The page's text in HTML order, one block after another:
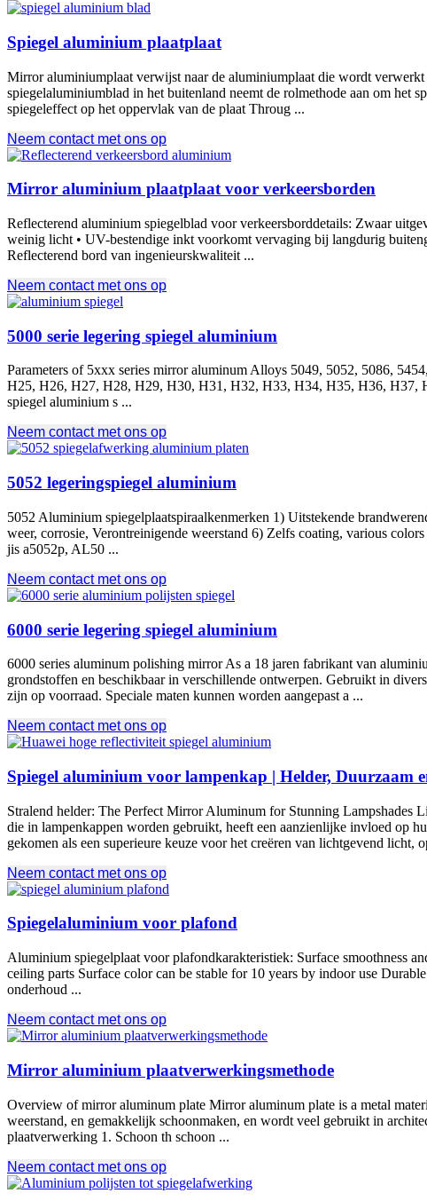
Spiegel aluminium plaatplaat
Mirror aluminiumplaat verwijst naar de aluminiumplaat die wordt
spiegelaluminiumblad in het buitenland neemt de rolmethode aan om het
spiegeleffect op het oppervlak van de plaat Throug ...
Neem contact met ons op
Mirror aluminium plaatplaat voor verkeersborden
Reflecterend aluminium spiegelblad voor verkeersborddetails: Zwaar
weinig licht • UV-bestendige inkt voorkomt vervaging bij langdurig
Reflecterend bord van ingenieurskwaliteit ...
Neem contact met ons op
5000 serie legering spiegel aluminium
Parameters of 5xxx series mirror aluminum Alloys 5049, 5052, 5086,
H25, H26, H27, H28, H29, H30, H31, H32, H33, H34, H35, H36, H37,
spiegel aluminium s ...
Neem contact met ons op
5052 legeringspiegel aluminium
5052 Aluminium spiegelplaatspiraalkenmerken 1) Uitstekende
weer, corrosie, Verontreinigende weerstand 6) Zelfs coating, various colors
jis a5052p, AL50 ...
Neem contact met ons op
6000 serie legering spiegel aluminium
6000 series aluminum polishing mirror As a 18 jaren fabrikant van
grondstoffen en beschikbaar in verschillende ontwerpen. Gebruikt in
zijn op voorraad. Speciale maten kunnen worden aangepast a ...
Neem contact met ons op
Spiegel aluminium voor lampenkap | Helder, Duurzaam
Stralend helder: The Perfect Mirror Aluminum for Stunning Lampshades
die in lampenkappen worden gebruikt, heeft een aanzienlijke invloed op
gekomen als een superieure keuze voor het creëren van lichtgevend licht,
Neem contact met ons op
Spiegelaluminium voor plafond
Aluminium spiegelplaat voor plafondkarakteristiek: Surface smoothness
ceiling parts Surface color can be stable for10 years by indoor use
onderhoud ...
Neem contact met ons op
Mirror aluminium plaatverwerkingsmethode
Overview of mirror aluminum plate Mirror aluminum plate is a metal
weerstand, en gemakkelijk schoonmaken, en wordt veel gebruikt in
plaatverwerking 1. Schoon th schoon ...
Neem contact met ons op